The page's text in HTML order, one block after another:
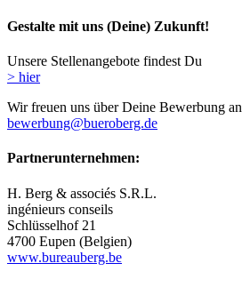
Gestalte mit uns (Deine) Zukunft!
Unsere Stellenangebote findest Du
> hier
Wir freuen uns über Deine Bewerbung an
bewerbung@bueroberg.de
Partnerunternehmen:
H. Berg & associés S.R.L.
ingénieurs conseils
Schlüsselhof 21
4700 Eupen (Belgien)
www.bureauberg.be